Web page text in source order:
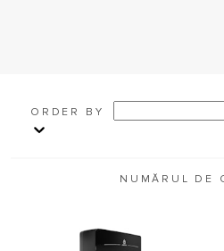
ORDER BY
NUMĂRUL DE